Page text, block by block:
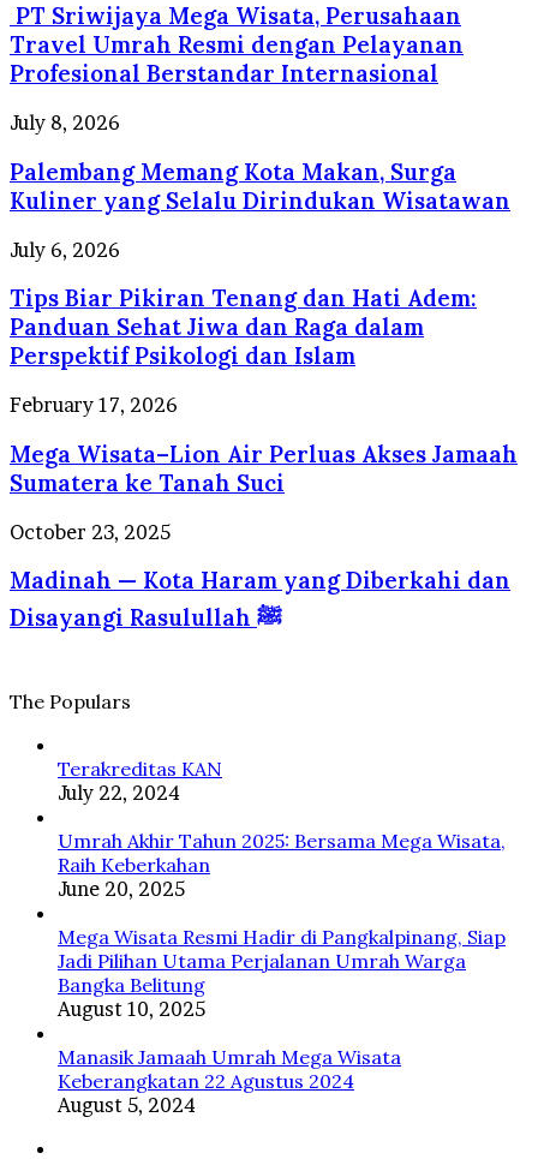
Mega
Wisata,
Perusahaan
Travel
Umrah
Resmi
dengan
Pelayanan
Profesional
Internasional
PT Sriwijaya Mega Wisata, Perusahaan
Travel Umrah Resmi dengan Pelayanan
Profesional Berstandar Internasional
Palembang
Kota
Makan,
Surga
Kuliner
yang
Selalu
Dirindukan
Wisatawan
July 8, 2026
Palembang Memang Kota Makan, Surga
Kuliner yang Selalu Dirindukan Wisatawan
Tips
Pikiran
Tenang
dan
Hati
Adem:
Panduan
Sehat
Jiwa
dan
dalam
Psikologi
dan
Islam
July 6, 2026
Tips Biar Pikiran Tenang dan Hati Adem:
Panduan Sehat Jiwa dan Raga dalam
Perspektif Psikologi dan Islam
Mega
Lion
Air
Perluas
Akses
Sumatera
ke
Tanah
February 17, 2026
Mega Wisata–Lion Air Perluas Akses Jamaah
Sumatera ke Tanah Suci
Madinah
Kota
Haram
yang
Disayangi
October 23, 2025
Madinah — Kota Haram yang Diberkahi dan
Disayangi Rasulullah ﷺ
The Populars
Terakreditas KAN
July 22, 2024
Umrah Akhir Tahun 2025: Bersama Mega Wisata,
Raih Keberkahan
June 20, 2025
Mega Wisata Resmi Hadir di Pangkalpinang, Siap
Jadi Pilihan Utama Perjalanan Umrah Warga
Bangka Belitung
August 10, 2025
Manasik Jamaah Umrah Mega Wisata
Keberangkatan 22 Agustus 2024
August 5, 2024